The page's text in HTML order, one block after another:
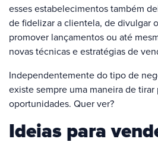
esses estabelecimentos também
de fidelizar a clientela, de divulgar
promover lançamentos ou até
novas técnicas e estratégias de
Independentemente do tipo de
existe sempre uma maneira de tirar
oportunidades. Quer ver?
Ideias para